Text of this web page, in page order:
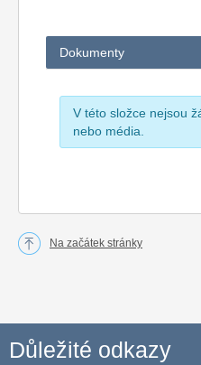
Dokumenty
V této složce nejsou
nebo média.
Na začátek stránky
Důležité odkazy